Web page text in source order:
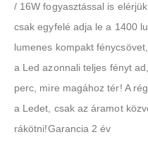
/ 16W fogyasztással is
csak egyfelé adja le a 1400
lumenes kompakt
a Led azonnali teljes fényt
perc, mire magához tér! A
a Ledet, csak az áramot
rákötni!Garancia 2 év